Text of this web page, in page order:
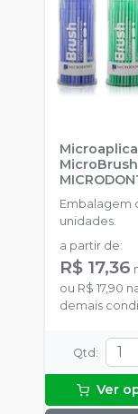
MicroBrush
Embalagem
unidades.
a partir de:
R$ 17,36
ou R$ 17,90
demais
Qtd:
Ver